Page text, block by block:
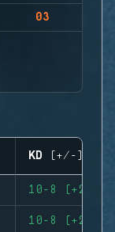
03
KD (+/-)
10-8 (+2)
10-8 (+2)